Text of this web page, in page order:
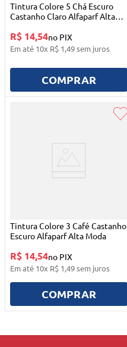
Tintura Colore 5 Chá Escuro
Castanho Claro Alfaparf Alta
R$ 14,54no PIX
Em até 10x R$ 1,49sem juros
COMPRAR
Tintura Colore 3 Café Castanho
Escuro Alfaparf Alta Moda
R$ 14,54no PIX
Em até 10x R$ 1,49sem juros
COMPRAR